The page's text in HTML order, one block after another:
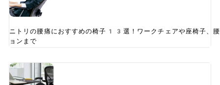
ニトリの腰痛におすすめの椅子13選！ワークチェアや座椅子、
ョンまで